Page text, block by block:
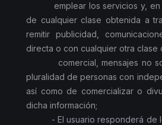
emplear los servicios y, en
de cualquier clase obtenida a
remitir publicidad,
directa o con cualquier otra clase
comercial, mensajes no
pluralidad de personas con
así como de comercializar o
dicha información;
- El usuario responderá de